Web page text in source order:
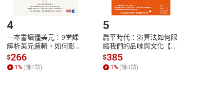
號，下載書籍後看書
4
一本書讀懂美元：9堂課
解析美元邏輯，如何影響
全球經濟和每個人的投資
【電子書】
$266
1% (賺2點)
5
扁平時代：演算法如何限
縮我們的品味與文化【電
子書】
$385
1% (賺3點)